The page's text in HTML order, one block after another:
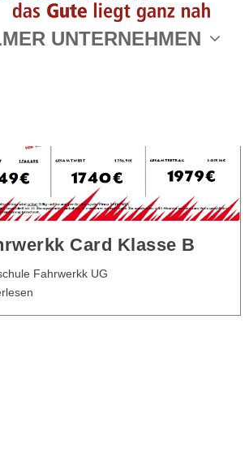
UNTERNEHMEN
Card Klasse B
Fahrwerkk UG